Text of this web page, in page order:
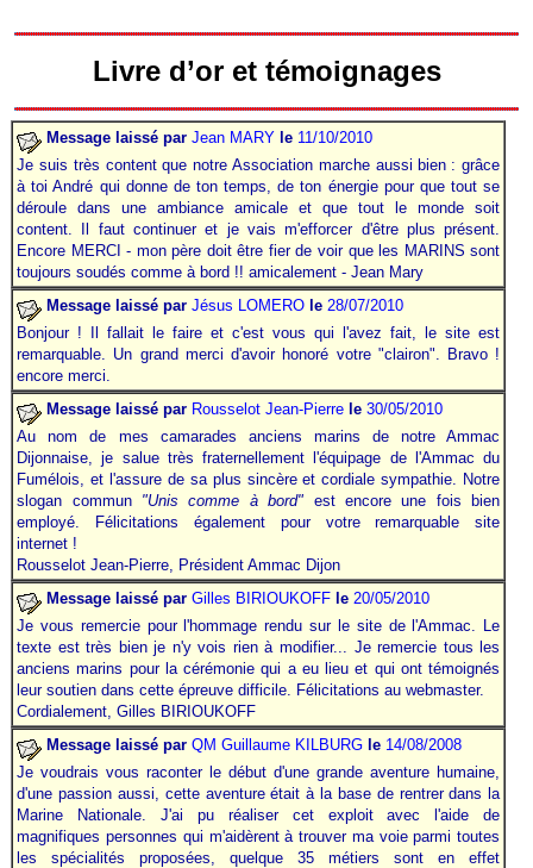
Livre d’or et témoignages
Message laissé par Jean MARY le 11/10/2010
Je suis très content que notre Association marche aussi bien : grâce
à toi André qui donne de ton temps, de ton énergie pour que tout se
déroule dans une ambiance amicale et que tout le monde soit
content. Il faut continuer et je vais m'efforcer d'être plus présent.
Encore MERCI - mon père doit être fier de voir que les MARINS sont
toujours soudés comme à bord !! amicalement - Jean Mary
Message laissé par Jésus LOMERO le 28/07/2010
Bonjour ! Il fallait le faire et c'est vous qui l'avez fait, le site est
remarquable. Un grand merci d'avoir honoré votre "clairon". Bravo !
encore merci.
Message laissé par Rousselot Jean-Pierre le 30/05/2010
Au nom de mes camarades anciens marins de notre Ammac
Dijonnaise, je salue très fraternellement l'équipage de l'Ammac du
Fumélois, et l'assure de sa plus sincère et cordiale sympathie. Notre
slogan commun "Unis comme à bord" est encore une fois bien
employé. Félicitations également pour votre remarquable site
internet !
Rousselot Jean-Pierre, Président Ammac Dijon
Message laissé par Gilles BIRIOUKOFF le 20/05/2010
Je vous remercie pour l'hommage rendu sur le site de l'Ammac. Le
texte est très bien je n'y vois rien à modifier... Je remercie tous les
anciens marins pour la cérémonie qui a eu lieu et qui ont témoignés
leur soutien dans cette épreuve difficile. Félicitations au webmaster.
Cordialement, Gilles BIRIOUKOFF
Message laissé par QM Guillaume KILBURG le 14/08/2008
Je voudrais vous raconter le début d'une grande aventure humaine,
d'une passion aussi, cette aventure était à la base de rentrer dans la
Marine Nationale. J'ai pu réaliser cet exploit avec l'aide de
magnifiques personnes qui m'aidèrent à trouver ma voie parmi toutes
les spécialités proposées, quelque 35 métiers sont en effet